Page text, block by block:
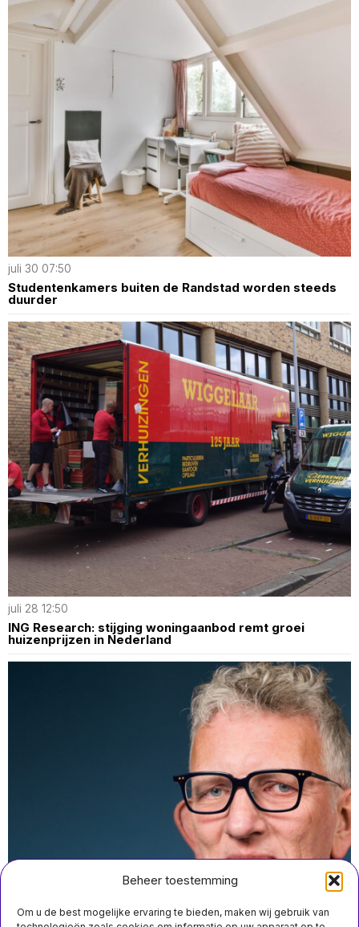
Beheer toestemming
Om u de best mogelijke ervaring te bieden, maken wij gebruik van
juli 30 07:50
Studentenkamers buiten de Randstad worden steeds
duurder
juli 28 12:50
ING Research: stijging woningaanbod remt groei
huizenprijzen in Nederland